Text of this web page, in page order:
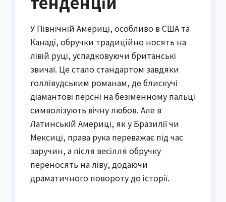
У Північній Америці, особливо в США та
Канаді, обручки традиційно носять на
лівій руці, успадковуючи британські
звичаї. Це стало стандартом завдяки
голлівудським романам, де блискучі
діамантові персні на безіменному пальці
символізують вічну любов. Але в
Латинській Америці, як у Бразилії чи
Мексиці, права рука переважає під час
заручин, а після весілля обручку
переносять на ліву, додаючи
драматичного повороту до історії.